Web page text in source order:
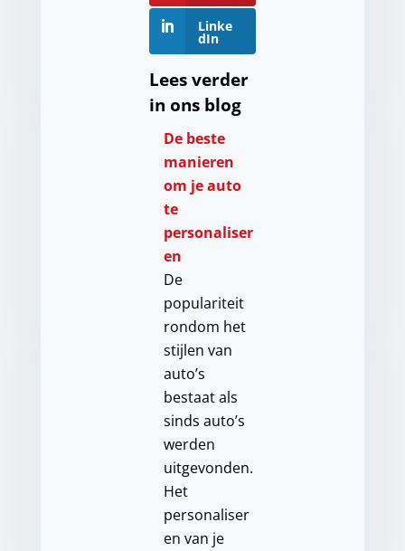
Linke
dIn
Lees verder
in ons blog
De beste
manieren
om je auto
te
personaliser
en
De
populariteit
rondom het
stijlen van
auto’s
bestaat als
sinds auto’s
werden
uitgevonden.
Het
personaliser
en van je